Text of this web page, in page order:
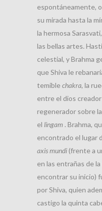
espontáneamente,
su mirada hasta la
la hermosa
las bellas artes.
celestial, y Brahma
que Shiva le
temible chakra, la
entre el dios
regenerador sobre
el lingam . Brahma,
encontrado el lugar
axis mundi (frente a
en las entrañas de
encontrar su inicio)
por Shiva, quien
castigo la quinta